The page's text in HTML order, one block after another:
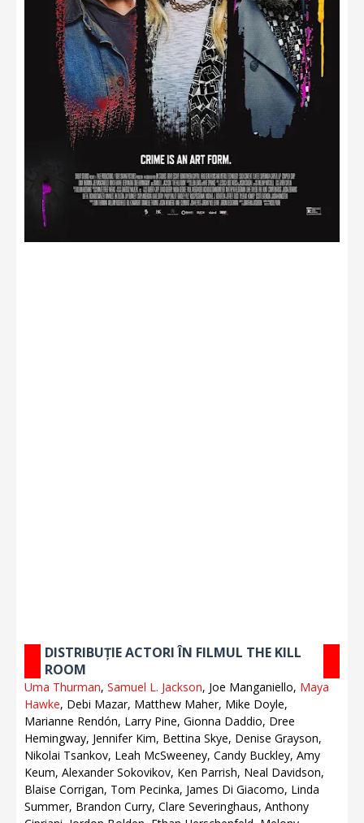
DISTRIBUȚIE ACTORI ÎN FILMUL THE KILL
ROOM
Uma Thurman, Samuel L. Jackson, Joe Manganiello, Maya
Hawke, Debi Mazar, Matthew Maher, Mike Doyle,
Marianne Rendón, Larry Pine, Gionna Daddio, Dree
Hemingway, Jennifer Kim, Bettina Skye, Denise Grayson,
Nikolai Tsankov, Leah McSweeney, Candy Buckley, Amy
Keum, Alexander Sokovikov, Ken Parrish, Neal Davidson,
Blaise Corrigan, Tom Pecinka, James Di Giacomo, Linda
Summer, Brandon Curry, Clare Severinghaus, Anthony